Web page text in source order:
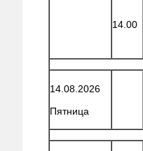
14.00
14.08.2026
Пятница